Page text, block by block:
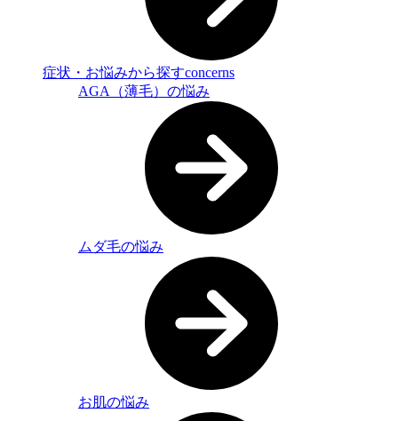
症状・お悩みから探すconcerns
AGA（薄毛）の悩み
ムダ毛の悩み
お肌の悩み